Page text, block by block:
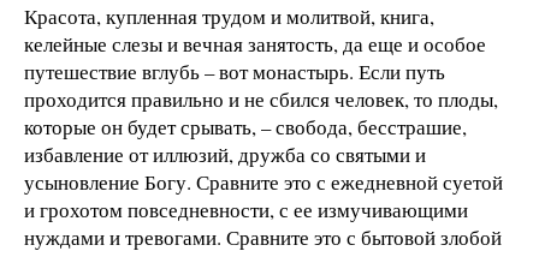
Красота, купленная трудом и молитвой, книга,
келейные слезы и вечная занятость, да еще и особое
путешествие вглубь – вот монастырь. Если путь
проходится правильно и не сбился человек, то плоды,
которые он будет срывать, – свобода, бесстрашие,
избавление от иллюзий, дружба со святыми и
усыновление Богу. Сравните это с ежедневной суетой
и грохотом повседневности, с ее измучивающими
нуждами и тревогами. Сравните это с бытовой злобой